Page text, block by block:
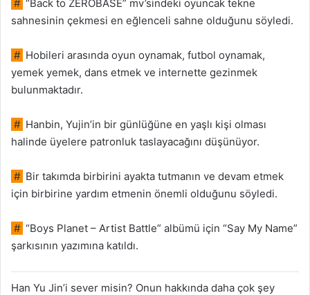
# “Back to ZEROBASE” mv’sindeki oyuncak tekne
sahnesinin çekmesi en eğlenceli sahne olduğunu söyledi.
# Hobileri arasında oyun oynamak, futbol oynamak,
yemek yemek, dans etmek ve internette gezinmek
bulunmaktadır.
# Hanbin, Yujin’in bir günlüğüne en yaşlı kişi olması
halinde üyelere patronluk taslayacağını düşünüyor.
# Bir takımda birbirini ayakta tutmanın ve devam etmek
için birbirine yardım etmenin önemli olduğunu söyledi.
# “Boys Planet – Artist Battle” albümü için “Say My Name”
şarkısının yazımına katıldı.
Han Yu Jin’i sever misin? Onun hakkında daha çok şey